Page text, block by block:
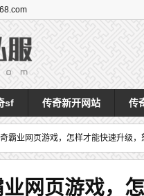
sf 传奇新开网站 传
霸业网页游戏，怎样才能快速升级
网页游戏，